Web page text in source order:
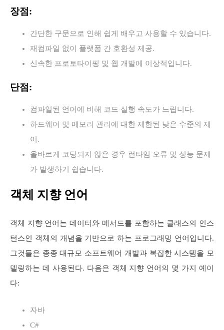
장점:
간단한 구문으로 인해 쉽게 배우고 사용할 수 있습니다.
재컴파일 없이 플랫폼 간 호환성 제공.
신속한 프로토타이핑 및 웹 개발에 이상적입니다.
단점:
컴파일된 언어에 비해 코드 실행 속도가 느립니다.
하드웨어 및 메모리 관리에 대한 제한된 낮은 수준의 제
어.
올바르게 코딩되지 않은 경우 런타임 오류 및 성능 문제
가 발생하기 쉽습니다.
객체 지향 언어
객체 지향 언어는 데이터와 메서드를 포함하는 클래스의 인스
턴스인 객체의 개념을 기반으로 하는 프로그래밍 언어입니다.
그것들은 종종 대규모 소프트웨어 개발과 복잡한 시스템을 모
델링하는 데 사용된다. 다음은 객체 지향 언어의 몇 가지 예이
다:
자바
C#